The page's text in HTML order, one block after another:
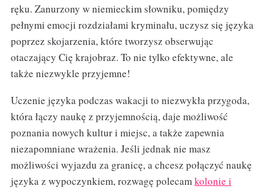
ręku. Zanurzony w niemieckim słowniku, pomiędzy
pełnymi emocji rozdziałami kryminału, uczysz się języka
poprzez skojarzenia, które tworzysz obserwując
otaczający Cię krajobraz. To nie tylko efektywne, ale
także niezwykle przyjemne!
Uczenie języka podczas wakacji to niezwykła przygoda,
która łączy naukę z przyjemnością, daje możliwość
poznania nowych kultur i miejsc, a także zapewnia
niezapomniane wrażenia. Jeśli jednak nie masz
możliwości wyjazdu za granicę, a chcesz połączyć naukę
języka z wypoczynkiem, rozwagę polecam kolonie i